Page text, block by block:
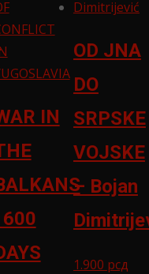
IN
600
OD JNA
DO
SRPSKE
VOJSKE
– Bojan
1.900 рсд